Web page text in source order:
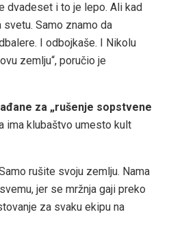
dvadeset i to je lepo. Ali kad
svetu. Samo znamo da
I odbojkaše. I Nikolu
zemlju“, poručio je
za „rušenje sopstvene
ima klubaštvo umesto kult
rušite svoju zemlju. Nama
jer se mržnja gaji preko
za svaku ekipu na